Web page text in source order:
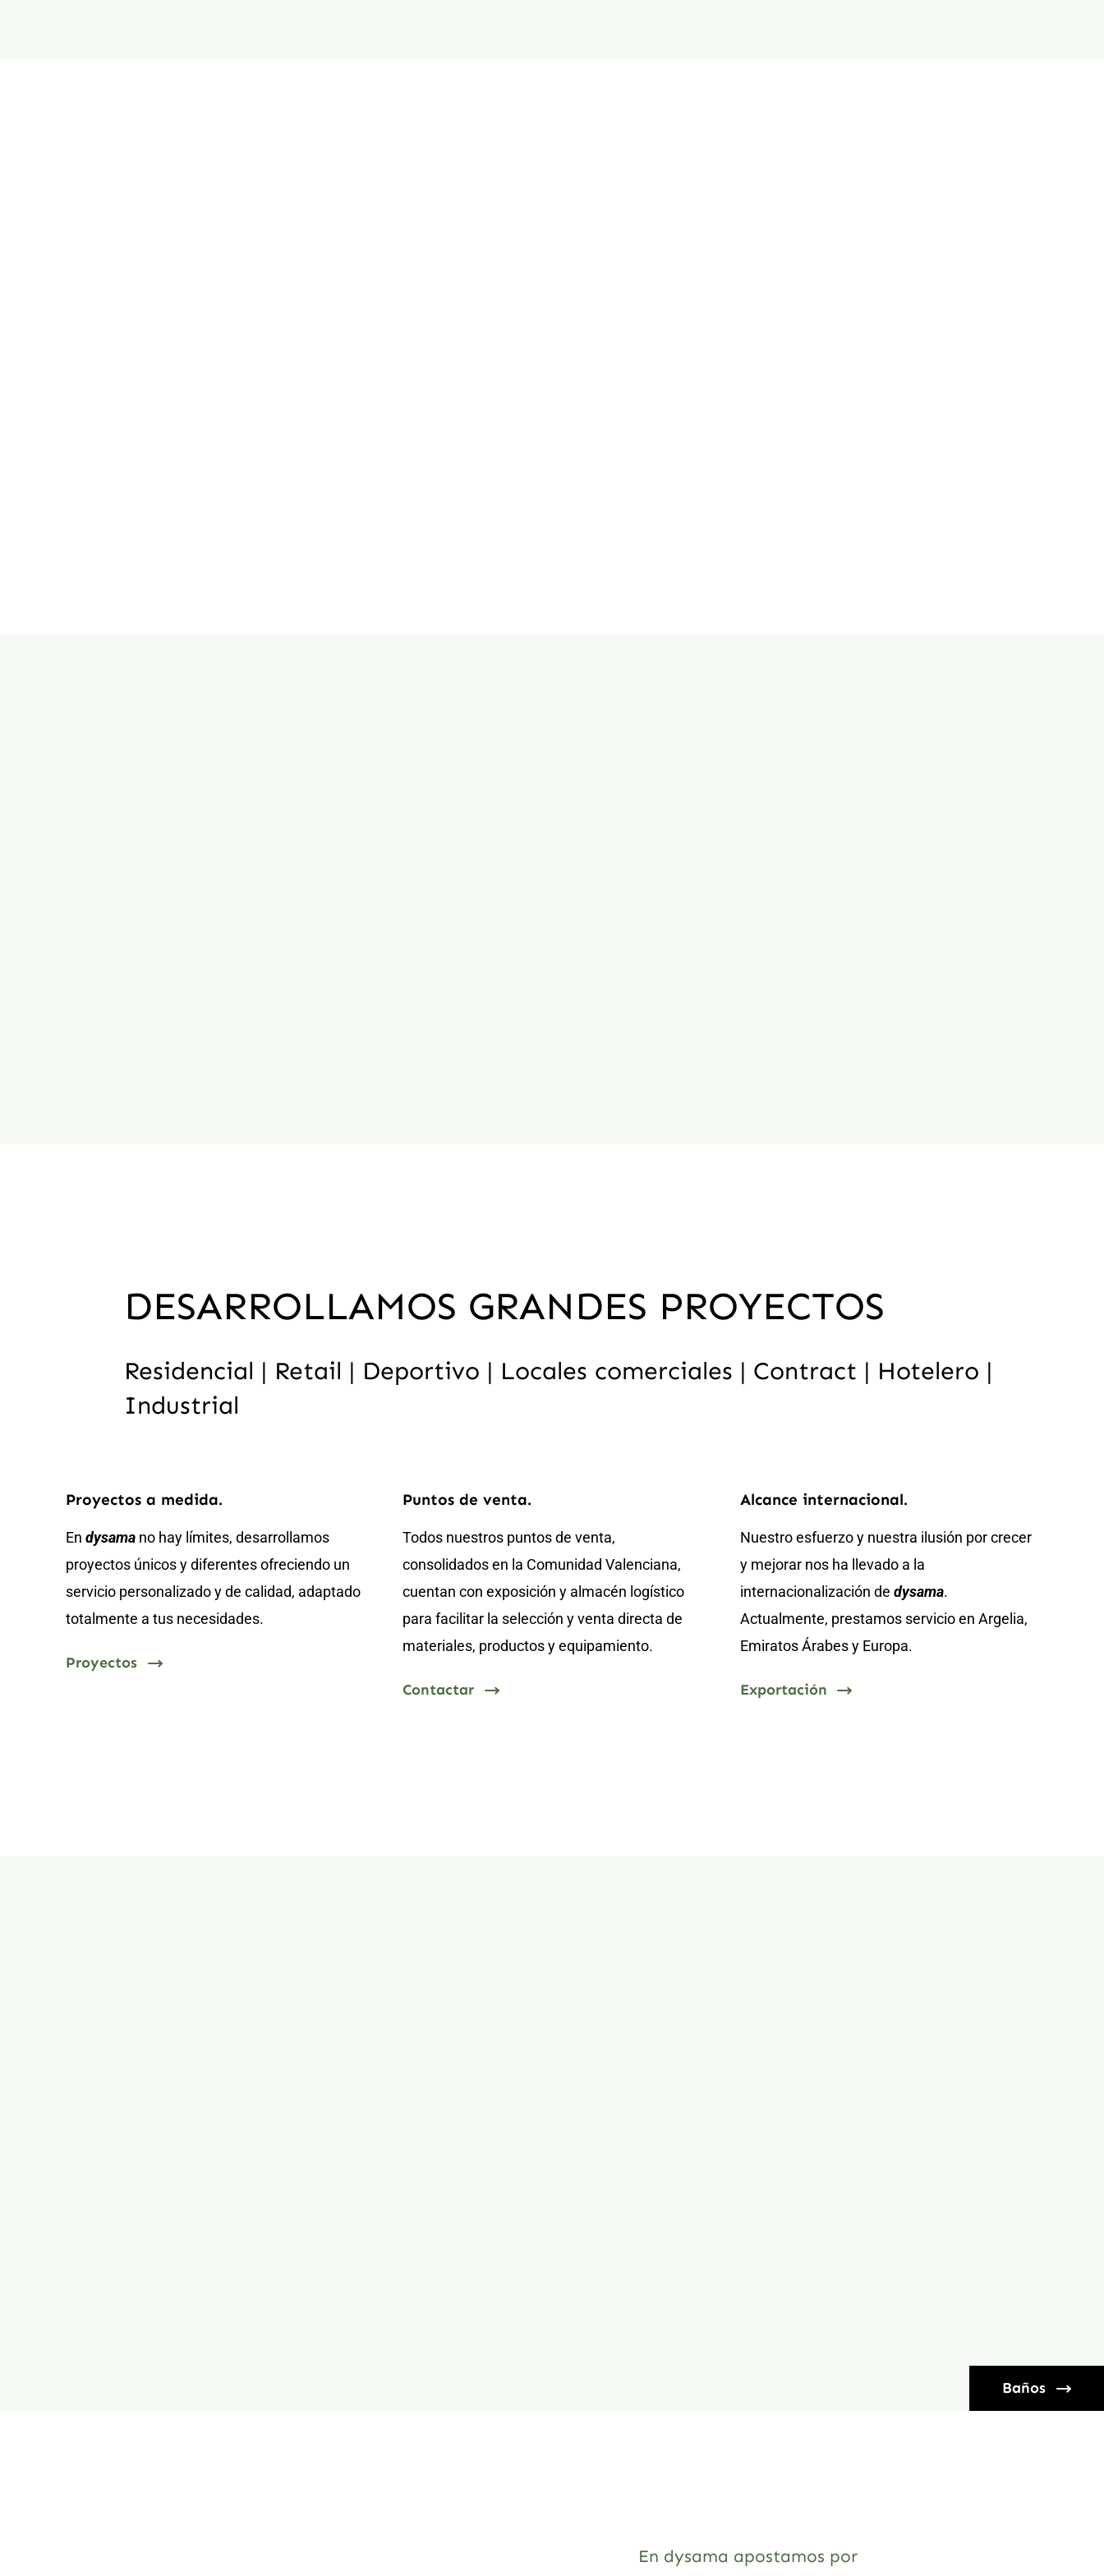
DESARROLLAMOS GRANDES PROYECTOS
Residencial | Retail | Deportivo | Locales comerciales | Contract | Hotelero |
Industrial
Proyectos a medida.
En dysama no hay límites, desarrollamos
proyectos únicos y diferentes ofreciendo un
servicio personalizado y de calidad, adaptado
totalmente a tus necesidades.
Proyectos
Puntos de venta.
Todos nuestros puntos de venta,
consolidados en la Comunidad Valenciana,
cuentan con exposición y almacén logístico
para facilitar la selección y venta directa de
materiales, productos y equipamiento.
Contactar
Alcance internacional.
Nuestro esfuerzo y nuestra ilusión por crecer
y mejorar nos ha llevado a la
internacionalización de dysama.
Actualmente, prestamos servicio en Argelia,
Emiratos Árabes y Europa.
Exportación
Baños
En dysama apostamos por